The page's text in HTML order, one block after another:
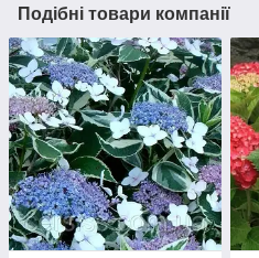
Подібні товари компанії